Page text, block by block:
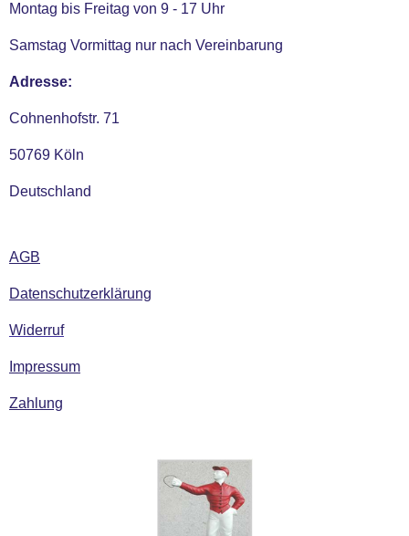
Montag bis Freitag von 9 - 17 Uhr
Samstag Vormittag nur nach Vereinbarung
Adresse:
Cohnenhofstr. 71
50769 Köln
Deutschland
AGB
Datenschutzerklärung
Widerruf
Impressum
Zahlung